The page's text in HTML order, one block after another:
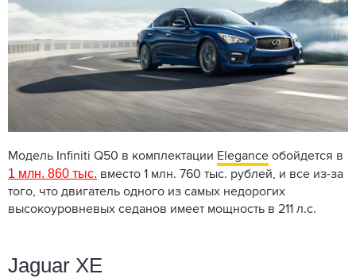
Модель Infiniti Q50 в комплектации Elegance обойдется в
1 млн. 860 тыс. вместо 1 млн. 760 тыс. рублей, и все из-за
того, что двигатель одного из самых недорогих
высокоуровневых седанов имеет мощность в 211 л.с.
Jaguar XE